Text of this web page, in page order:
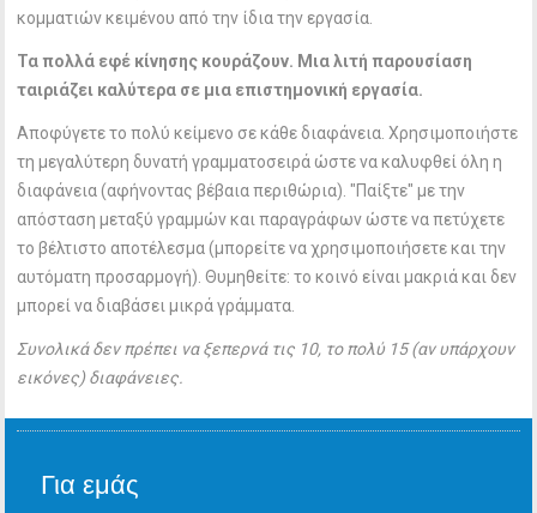
κομματιών κειμένου από την ίδια την εργασία.
Τα πολλά εφέ κίνησης κουράζουν. Μια λιτή παρουσίαση
ταιριάζει καλύτερα σε μια επιστημονική εργασία.
Αποφύγετε το πολύ κείμενο σε κάθε διαφάνεια. Χρησιμοποιήστε
τη μεγαλύτερη δυνατή γραμματοσειρά ώστε να καλυφθεί όλη η
διαφάνεια (αφήνοντας βέβαια περιθώρια). "Παίξτε" με την
απόσταση μεταξύ γραμμών και παραγράφων ώστε να πετύχετε
το βέλτιστο αποτέλεσμα (μπορείτε να χρησιμοποιήσετε και την
αυτόματη προσαρμογή). Θυμηθείτε: το κοινό είναι μακριά και δεν
μπορεί να διαβάσει μικρά γράμματα.
Συνολικά δεν πρέπει να ξεπερνά τις 10, το πολύ 15 (αν υπάρχουν
εικόνες) διαφάνειες.
Για εμάς